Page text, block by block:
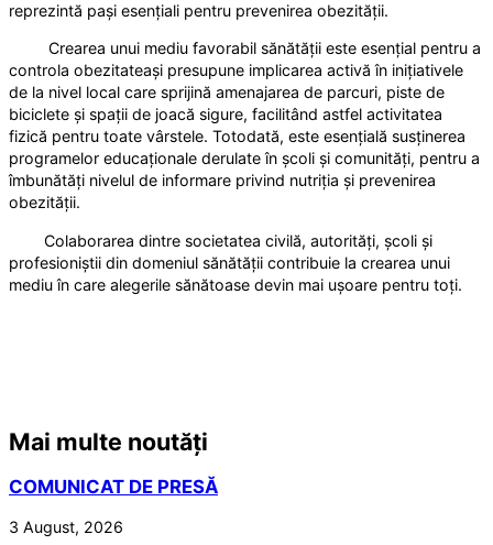
reprezintă pași esențiali pentru prevenirea obezității.
Crearea unui mediu favorabil sănătății este esențial pentru a
controla obezitateași presupune implicarea activă în inițiativele
de la nivel local care sprijină amenajarea de parcuri, piste de
biciclete și spații de joacă sigure, facilitând astfel activitatea
fizică pentru toate vârstele. Totodată, este esențială susținerea
programelor educaționale derulate în școli și comunități, pentru a
îmbunătăți nivelul de informare privind nutriția și prevenirea
obezității.
Colaborarea dintre societatea civilă, autorități, școli și
profesioniștii din domeniul sănătății contribuie la crearea unui
mediu în care alegerile sănătoase devin mai ușoare pentru toți.
Mai multe noutăți
COMUNICAT DE PRESĂ
3 August, 2026